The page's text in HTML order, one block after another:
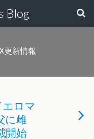
Blog
更新情報
エロマ
に雌
開始